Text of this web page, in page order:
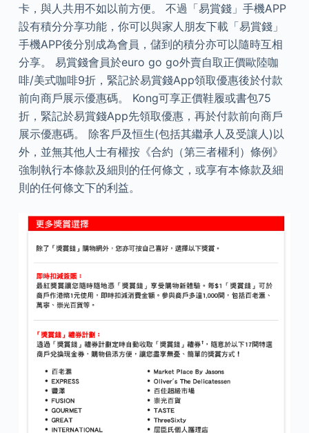
卡，與人共用不如以前方便。 不過「易賞錢」手機APP
設有積分分享功能，你可以與家人朋友下載「易賞錢」
手機APP後分別成為會員，儲到的積分亦可以隨時互相
分享。 易賞錢會員於euro go go外賣自取正價歐陸咖
啡/美式咖啡9折，緊記於易賞錢App領取優惠後於付款
前向商戶展示優惠碼。 Kong可享正價鞋履或書包75
折，緊記於易賞錢App先領取優惠，再於付款前向商戶
展示優惠碼。 除客戶及恒生(包括其繼承人及受讓人)以
外，並無其他人士有權按《合約（第三者權利）條例》
強制執行本條款及細則的任何條文，或享有本條款及細
則的任何條文下的利益。